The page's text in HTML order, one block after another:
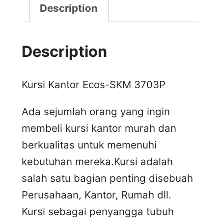
Description
Description
Kursi Kantor Ecos-SKM 3703P
Ada sejumlah orang yang ingin
membeli kursi kantor murah dan
berkualitas untuk memenuhi
kebutuhan mereka.Kursi adalah
salah satu bagian penting disebuah
Perusahaan, Kantor, Rumah dll.
Kursi sebagai penyangga tubuh